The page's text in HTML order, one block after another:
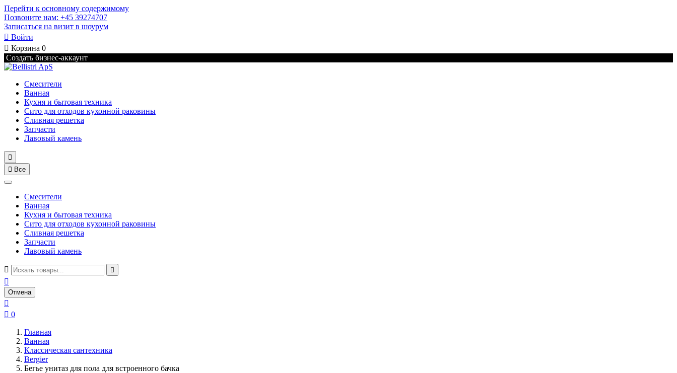
Перейти к основному содержимому
Позвоните нам: +45 39274707
Записаться на визит в шоурум
 Войти
 Корзина 0
Создать бизнес-аккаунт
Смесители
Ванная
Кухня и бытовая техника
Сито для отходов кухонной раковины
Сливная решетка
Запчасти
Лавовый камень

 Все
Смесители
Ванная
Кухня и бытовая техника
Сито для отходов кухонной раковины
Сливная решетка
Запчасти
Лавовый камень
 

Отмена

 0
Главная
Ванная
Классическая сантехника
Bergier
Бегье унитаз для пола для встроенного бачка